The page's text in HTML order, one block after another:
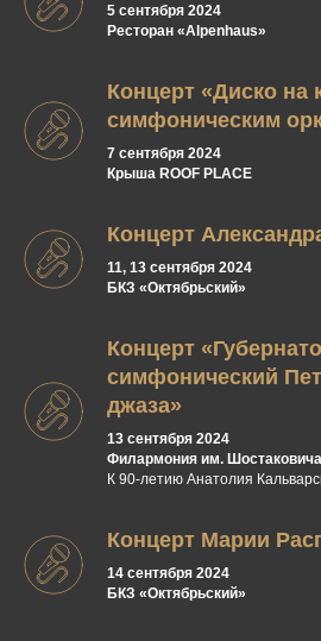
5 сентября 2024
Ресторан «Alpenhaus»
Концерт «Диско на
симфоническим
7 сентября 2024
Крыша ROOF PLACE
Концерт
11, 13 сентября 2024
БКЗ «Октябрьский»
Концерт
симфонический
джаза»
13 сентября 2024
Филармония им. Шостаковича
К 90-летию Анатолия
Концерт Марии
14 сентября 2024
БКЗ «Октябрьский»